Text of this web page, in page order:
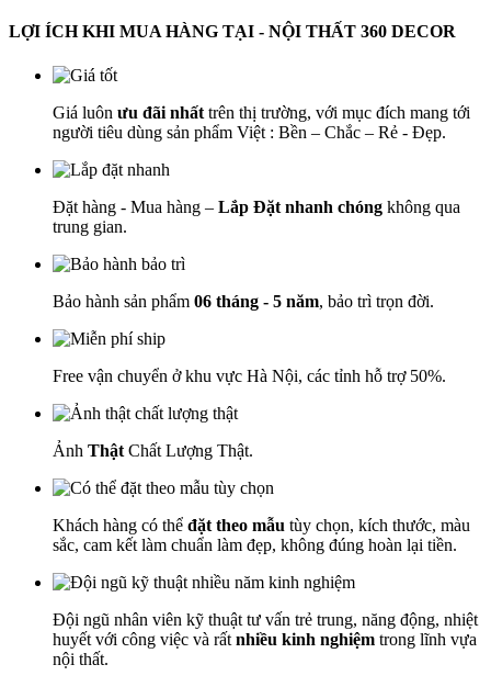
LỢI ÍCH KHI MUA HÀNG TẠI - NỘI THẤT 360 DECOR
Giá luôn ưu đãi nhất trên thị trường, với mục đích mang tới
người tiêu dùng sản phẩm Việt : Bền – Chắc – Rẻ - Đẹp.
Đặt hàng - Mua hàng – Lắp Đặt nhanh chóng không qua
trung gian.
Bảo hành sản phẩm 06 tháng - 5 năm, bảo trì trọn đời.
Free vận chuyển ở khu vực Hà Nội, các tỉnh hỗ trợ 50%.
Ảnh Thật Chất Lượng Thật.
Khách hàng có thể đặt theo mẫu tùy chọn, kích thước, màu
sắc, cam kết làm chuẩn làm đẹp, không đúng hoàn lại tiền.
Đội ngũ nhân viên kỹ thuật tư vấn trẻ trung, năng động, nhiệt
huyết với công việc và rất nhiều kinh nghiệm trong lĩnh vựa
nội thất.